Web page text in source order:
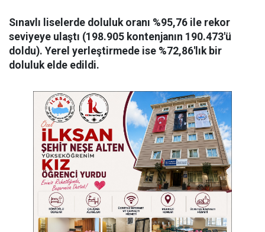
Sınavlı liselerde doluluk oranı %95,76 ile rekor
seviyeye ulaştı (198.905 kontenjanın 190.473'ü
doldu). Yerel yerleştirmede ise %72,86'lık bir
doluluk elde edildi.